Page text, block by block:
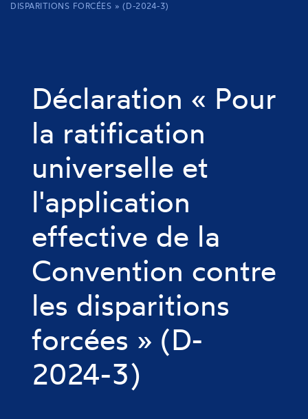
DISPARITIONS FORCÉES » (D-2024-3)
Déclaration « Pour
la ratification
universelle et
l'application
effective de la
Convention contre
les disparitions
forcées » (D-
2024-3)